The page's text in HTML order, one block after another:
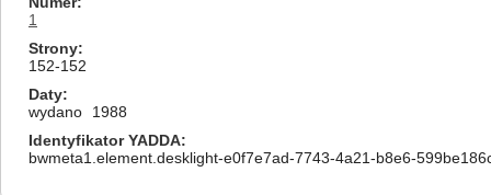
1
Strony
152-152
Daty
wydano
1988
Identyfikator YADDA
bwmeta1.element.desklight-e0f7e7ad-7743-4a21-b8e6-